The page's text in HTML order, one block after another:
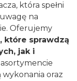
która spełni
na
Oferujemy
które sprawdzą
jak i
wykonania oraz